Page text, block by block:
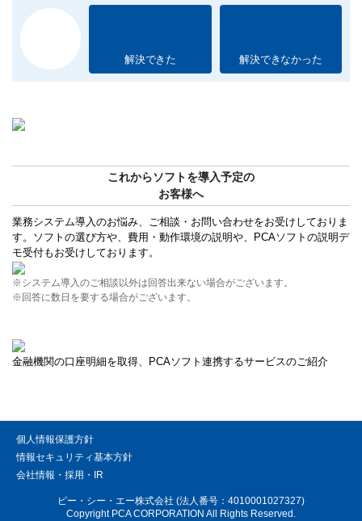
解決できた 解決できなかった
これからソフトを導入予定の
お客様へ
業務システム導入のお悩み、ご相談・お問い合わせをお受けしておりま
す。ソフトの選び方や、費用・動作環境の説明や、PCAソフトの説明デ
モ受付もお受けしております。
※システム導入のご相談以外は回答出来ない場合がございます。
※回答に数日を要する場合がございます。
金融機関の口座明細を取得、PCAソフト連携するサービスのご紹介
個人情報保護方針
情報セキュリティ基本方針
会社情報・採用・IR
ピー・シー・エー株式会社 (法人番号：4010001027327)
Copyright PCA CORPORATION All Rights Reserved.